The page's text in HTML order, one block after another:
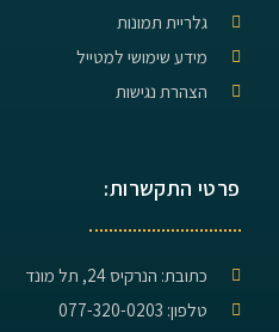
גלריית תמונות
מידע שימושי למטייל
הצהרת נגישות
פרטי התקשרות:
כתובת: הנרקיס 24, תל מונד
טלפון: 077-320-0203